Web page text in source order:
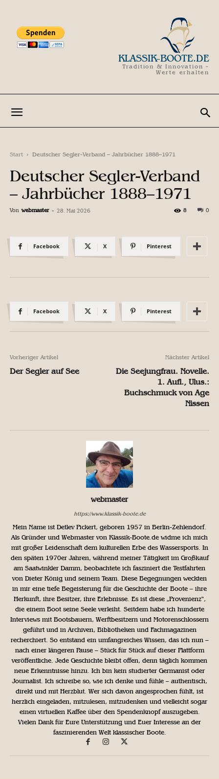
KLASSIK-BOOTE.DE
Tradition & Innovation -
Werte erhalten
Start Deutscher Segler-Verband – Jahrbücher 1888–1971
Deutscher Segler-Verband
– Jahrbücher 1888–1971
Von webmaster - 28. Mai 2026 0
8
Facebook X Pinterest
Facebook X Pinterest
Vorheriger Artikel
Der Segler auf See
Nächster Artikel
Die Seejungfrau. Novelle.
1. Aufl., Ulus.:
Buchschmuck von Age
Nissen
webmaster
https://www.klassik-boote.de
Mein Name ist Detlev Pickert, geboren 1957 in Berlin-Zehlendorf.
Als Gründer und Webmaster von Klassik-Boote.de widme ich mich
mit großer Leidenschaft dem kulturellen Erbe des Wassersports. In
den späten 1970er Jahren, während meiner Tätigkeit im Großkauf
am Saatwinkler Damm, beobachtete ich fasziniert die Testfahrten
von Dieter König und seinem Team. Diese Begegnungen weckten
in mir eine tiefe Begeisterung für die Geschichte der Boote – ihre
Herkunft, ihre Besitzer, ihre Erlebnisse. Es ist diese „Provenienz“,
die einem Boot seine Seele verleiht. Seitdem habe ich hunderte
Interviews mit Bootsbauern, Werftbesitzern und Motorenschlossern
geführt und in Archiven, Bibliotheken und Fachmagazinen
recherchiert. So entstand ein umfangreiches Wissen, das ich nun –
nach einer längeren Pause – Stück für Stück auf dieser Plattform
veröffentliche. Jede Geschichte bleibt offen, denn täglich kommen
neue Erkenntnisse hinzu. Ich bin kein studierter Germanist oder
Journalist. Ich schreibe so, wie ich denke und fühle – authentisch,
direkt und mit Herzblut. Wer sich davon angesprochen fühlt, ist
herzlich eingeladen, mitzulesen, mitzudenken und vielleicht sogar
einen virtuellen Kaffee über den Spendenknopf auszugeben.
Vielen Dank für Eure Unterstützung und Euer Interesse an der
faszinierenden Welt klassischer Boote.